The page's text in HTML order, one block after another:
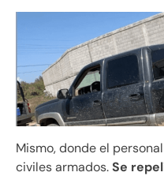
Mismo, donde el
civiles armados.Se